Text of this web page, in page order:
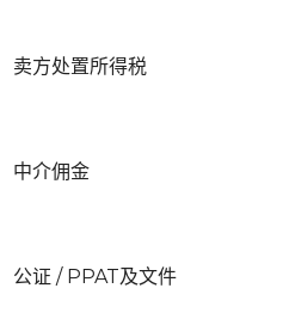
卖方处置所得税
中介佣金
公证 / PPAT及文件